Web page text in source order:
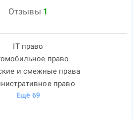
Отзывы 1
IT право
право
и смежные права
право
Ещё 69